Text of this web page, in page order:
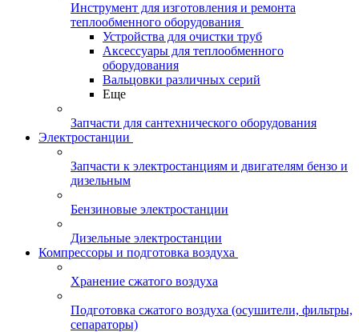
Инструмент для изготовления и ремонта
теплообменного оборудования
Устройства для очистки труб
Аксессуары для теплообменного
оборудования
Вальцовки различных серий
Еще
Запчасти для сантехнического оборудования
Электростанции
Запчасти к электростанциям и двигателям бензо и
дизельным
Бензиновые электростанции
Дизельные электростанции
Компрессоры и подготовка воздуха
Хранение сжатого воздуха
Подготовка сжатого воздуха (осушители, фильтры,
сепараторы)